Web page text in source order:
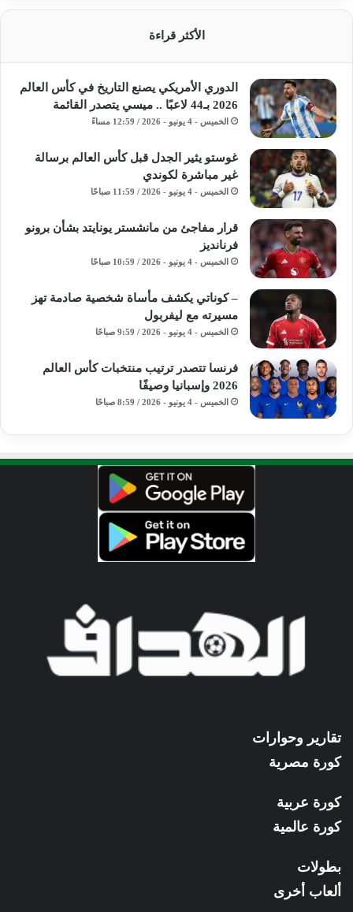
الأكثر قراءة
الدوري الأمريكي يصنع التاريخ في كأس العالم
2026 بـ44 لاعبًا .. ميسي يتصدر القائمة
الخميس - 4 يونيو - 2026 / 12:59 مساءً
غوستو يثير الجدل قبل كأس العالم برسالة
غير مباشرة لكوندي
الخميس - 4 يونيو - 2026 / 11:59 صباحًا
قرار مفاجئ من مانشستر يونايتد بشأن برونو
فرنانديز
الخميس - 4 يونيو - 2026 / 10:59 صباحًا
– كوناتي يكشف مأساة شخصية صادمة تهز
مسيرته مع ليفربول
الخميس - 4 يونيو - 2026 / 9:59 صباحًا
فرنسا تتصدر ترتيب منتخبات كأس العالم
2026 وإسبانيا وصيفًا
الخميس - 4 يونيو - 2026 / 8:59 صباحًا
تقارير وحوارات
كورة مصرية
كورة عربية
كورة عالمية
بطولات
ألعاب أخرى